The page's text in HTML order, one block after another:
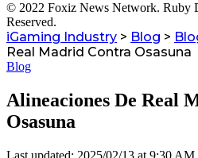
© 2022 Foxiz News Network. Ruby
Reserved.
iGaming Industry > Blog >
Real Madrid Contra Osasuna
Blog
Alineaciones De Real
Osasuna
Last updated: 2025/02/13 at 9:30 AM